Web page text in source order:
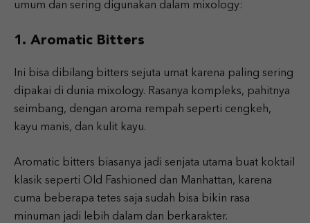
umum dan sering digunakan dalam mixology:
1. Aromatic Bitters
Ini bisa dibilang bitters sejuta umat karena paling sering
dipakai di dunia mixology. Rasanya kompleks, pahitnya
seimbang, dengan aroma rempah seperti cengkeh,
kayu manis, dan kulit kayu.
Aromatic bitters biasanya jadi senjata utama buat koktail
klasik seperti Old Fashioned dan Manhattan, karena
cuma beberapa tetes saja sudah bisa bikin rasa
minuman jadi lebih dalam dan berkarakter.